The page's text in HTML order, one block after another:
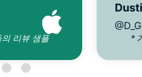
리뷰 샘플 *